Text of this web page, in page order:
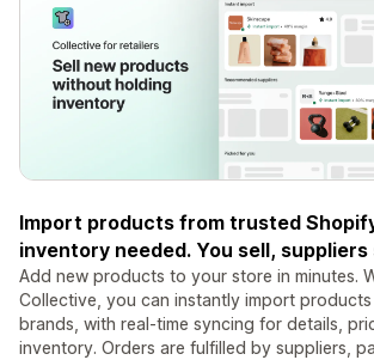
Import products from trusted
inventory needed. You sell, suppliers
Add new products to your store in minutes.
Collective, you can instantly import
brands, with real-time syncing for details,
inventory. Orders are fulfilled by suppliers,